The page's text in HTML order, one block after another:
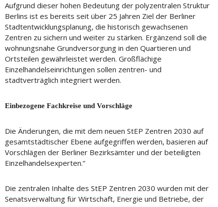
Aufgrund dieser hohen Bedeutung der polyzentralen Struktur
Berlins ist es bereits seit über 25 Jahren Ziel der Berliner
Stadtentwicklungsplanung, die historisch gewachsenen
Zentren zu sichern und weiter zu stärken. Ergänzend soll die
wohnungsnahe Grundversorgung in den Quartieren und
Ortsteilen gewährleistet werden. Großflächige
Einzelhandelseinrichtungen sollen zentren- und
stadtverträglich integriert werden.
Einbezogene Fachkreise und Vorschläge
Die Änderungen, die mit dem neuen StEP Zentren 2030 auf
gesamtstädtischer Ebene aufgegriffen werden, basieren auf
Vorschlägen der Berliner Bezirksämter und der beteiligten
Einzelhandelsexperten.“
Die zentralen Inhalte des StEP Zentren 2030 wurden mit der
Senatsverwaltung für Wirtschaft, Energie und Betriebe, der